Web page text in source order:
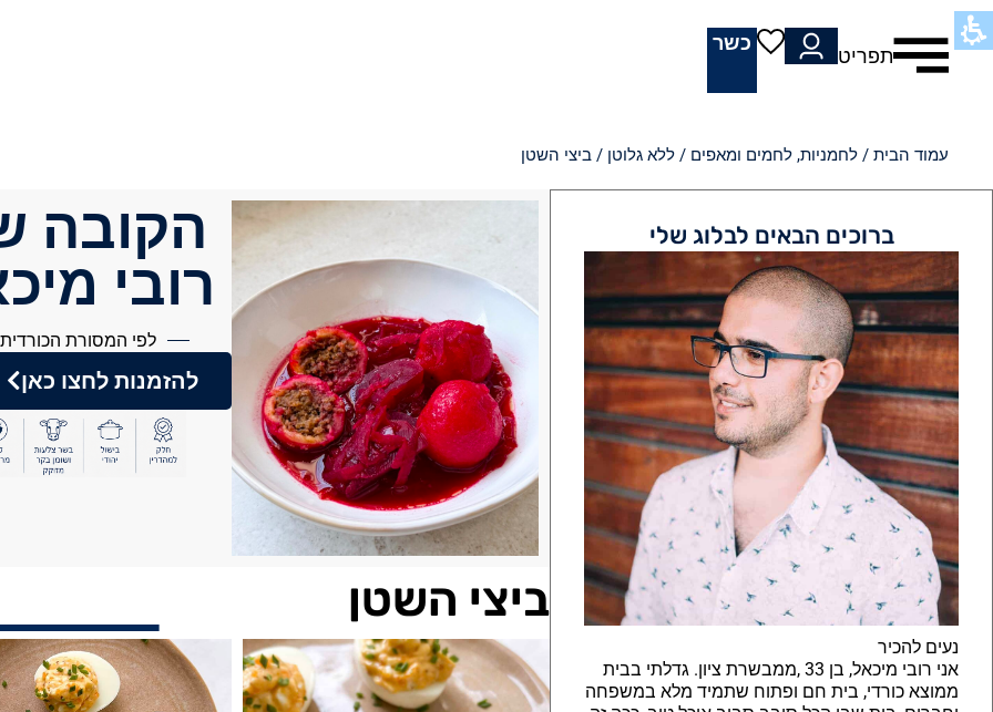
תפריט
כשר
עמוד הבית / לחמניות, לחמים ומאפים / ללא גלוטן / ביצי השטן
ברוכים הבאים לבלוג שלי
נעים להכיר
אני רובי מיכאל, בן 33 ,ממבשרת ציון. גדלתי בבית
ממוצא כורדי, בית חם ופתוח שתמיד מלא במשפחה
הקובה
רובי
לפי המסורת הכורדית
להזמנות לחצו כאן
ביצי השטן